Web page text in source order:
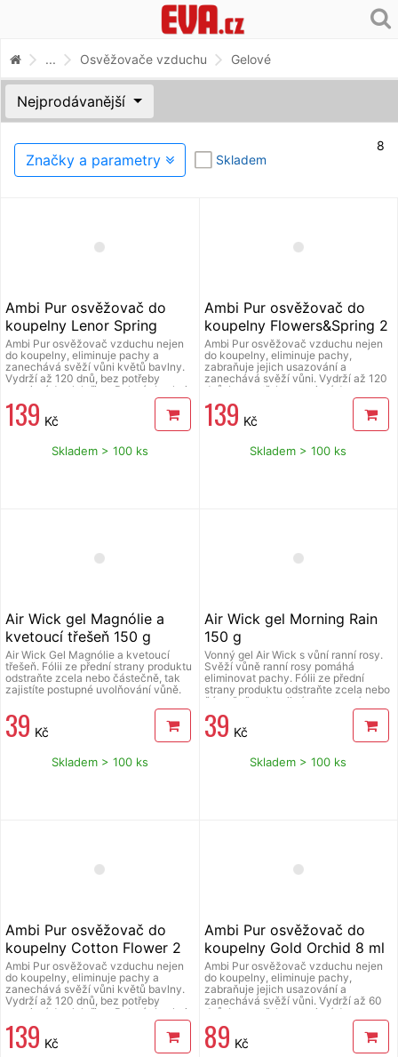
... Osvěžovače vzduchu Gelové
Nejprodávanější
8
Značky a parametry Skladem
Ambi Pur osvěžovač do
koupelny Lenor Spring
Awakening 2 x 8 ml
Ambi Pur osvěžovač vzduchu nejen
do koupelny, eliminuje pachy a
zanechává svěží vůni květů bavlny.
Vydrží až 120 dnů, bez potřeby
zapojení do elektřiny. Balení obsahuje
2 ks.
139 Kč
Skladem > 100 ks
Ambi Pur osvěžovač do
koupelny Flowers&Spring 2
x 8 ml
Ambi Pur osvěžovač vzduchu nejen
do koupelny, eliminuje pachy,
zabraňuje jejich usazování a
zanechává svěží vůni. Vydrží až 120
dnů, bez potřeby zapojení do
elektřiny. Balení obsahuje 2 ks.
139 Kč
Skladem > 100 ks
Air Wick gel Magnólie a
kvetoucí třešeň 150 g
Air Wick Gel Magnólie a kvetoucí
třešeň. Fólii ze přední strany produktu
odstraňte zcela nebo částečně, tak
zajistíte postupné uvolňování vůně.
39 Kč
Skladem > 100 ks
Air Wick gel Morning Rain
150 g
Vonný gel Air Wick s vůní ranní rosy.
Svěží vůně ranní rosy pomáhá
eliminovat pachy. Fólii ze přední
strany produktu odstraňte zcela nebo
částečně, tak zajistíte postupné
uvolňování vůně. Osoby s
přecitlivělostí na vůně by měly tento
výrobek používat s opatrností.
nahradit správné hygienické návyky.
39 Kč
Skladem > 100 ks
Ambi Pur osvěžovač do
koupelny Cotton Flower 2
x 8 ml
Ambi Pur osvěžovač vzduchu nejen
do koupelny, eliminuje pachy a
zanechává svěží vůni květů bavlny.
Vydrží až 120 dnů, bez potřeby
zapojení do elektřiny. Balení obsahuje
2 ks.
139 Kč
Ambi Pur osvěžovač do
koupelny Gold Orchid 8 ml
Ambi Pur osvěžovač vzduchu nejen
do koupelny, eliminuje pachy,
zabraňuje jejich usazování a
zanechává svěží vůni. Vydrží až 60
dnů, bez potřeby zapojení do
elektřiny.
89 Kč